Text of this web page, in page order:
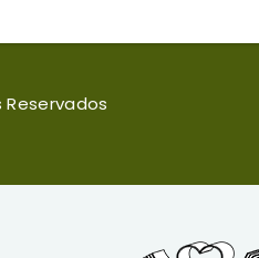
Reservados